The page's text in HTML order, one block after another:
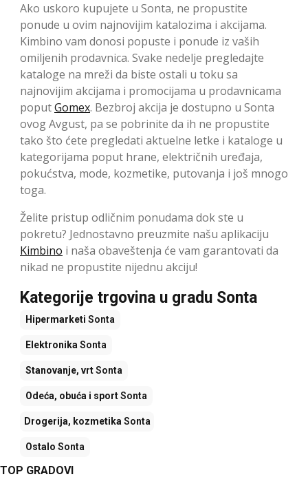
Ako uskoro kupujete u Sonta, ne propustite
ponude u ovim najnovijim katalozima i akcijama.
Kimbino vam donosi popuste i ponude iz vaših
omiljenih prodavnica. Svake nedelje pregledajte
kataloge na mreži da biste ostali u toku sa
najnovijim akcijama i promocijama u prodavnicama
poputGomex. Bezbroj akcija je dostupno u Sonta
ovog Avgust, pa se pobrinite da ih ne propustite
tako što ćete pregledati aktuelne letke i kataloge u
kategorijama poput hrane, električnih uređaja,
pokućstva, mode, kozmetike, putovanja i još mnogo
toga.
Želite pristup odličnim ponudama dok ste u
pokretu? Jednostavno preuzmite našu aplikaciju
Kimbino i naša obaveštenja će vam garantovati da
nikad ne propustite nijednu akciju!
Kategorije trgovina u gradu Sonta
Hipermarketi Sonta
ElektronikaSonta
Stanovanje, vrtSonta
Odeća, obuća i sportSonta
Drogerija, kozmetikaSonta
Ostalo Sonta
TOP GRADOVI